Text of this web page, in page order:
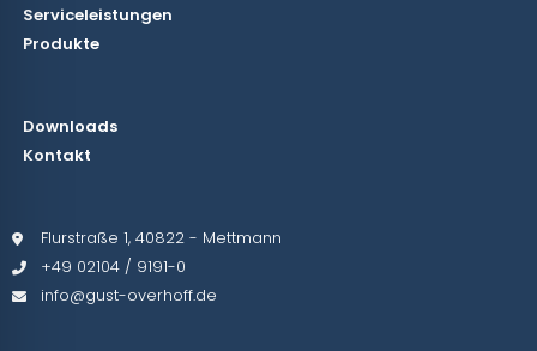
Serviceleistungen
Produkte
Downloads
Kontakt
Flurstraße 1, 40822 - Mettmann
+49 02104 / 9191-0
info@gust-overhoff.de